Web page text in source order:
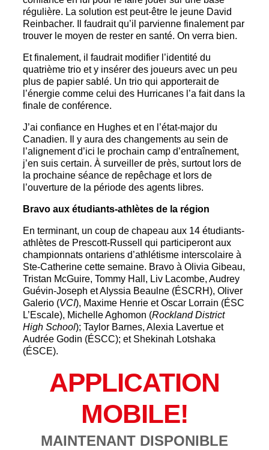
régulière. La solution est peut-être le jeune David
Reinbacher. Il faudrait qu’il parvienne finalement par
trouver le moyen de rester en santé. On verra bien.
Et finalement, il faudrait modifier l’identité du
quatrième trio et y insérer des joueurs avec un peu
plus de papier sablé. Un trio qui apporterait de
l’énergie comme celui des Hurricanes l’a fait dans la
finale de conférence.
J’ai confiance en Hughes et en l’état-major du
Canadien. Il y aura des changements au sein de
l’alignement d’ici le prochain camp d’entraînement,
j’en suis certain. À surveiller de près, surtout lors de
la prochaine séance de repêchage et lors de
l’ouverture de la période des agents libres.
Bravo aux étudiants-athlètes de la région
En terminant, un coup de chapeau aux 14 étudiants-
athlètes de Prescott-Russell qui participeront aux
championnats ontariens d’athlétisme interscolaire à
Ste-Catherine cette semaine. Bravo à Olivia Gibeau,
Tristan McGuire, Tommy Hall, Liv Lacombe, Audrey
Guévin-Joseph et Alyssia Beaulne (ÉSCRH), Oliver
Galerio (VCI), Maxime Henrie et Oscar Lorrain (ÉSC
L’Escale), Michelle Aghomon (Rockland District
High School); Taylor Barnes, Alexia Lavertue et
Audrée Godin (ÉSCC); et Shekinah Lotshaka
(ÉSCE).
APPLICATION
MOBILE!
MAINTENANT DISPONIBLE